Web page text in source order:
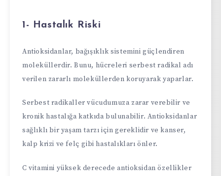
1- Hastalık Riski
Antioksidanlar, bağışıklık sistemini güçlendiren
moleküllerdir. Bunu, hücreleri serbest radikal adı
verilen zararlı moleküllerden koruyarak yaparlar.
Serbest radikaller vücudumuza zarar verebilir ve
kronik hastalığa katkıda bulunabilir. Antioksidanlar
sağlıklı bir yaşam tarzı için gereklidir ve kanser,
kalp krizi ve felç gibi hastalıkları önler.
C vitamini yüksek derecede antioksidan özellikler